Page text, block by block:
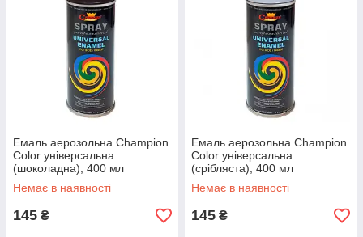
Емаль аерозольна Champion
Color універсальна
(шоколадна), 400 мл
Немає в наявності
145 ₴
Емаль аерозольна Champion
Color універсальна
(срібляста), 400 мл
Немає в наявності
145 ₴